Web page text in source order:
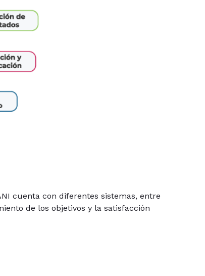
cuenta con diferentes sistemas, entre
de los objetivos y la satisfacción